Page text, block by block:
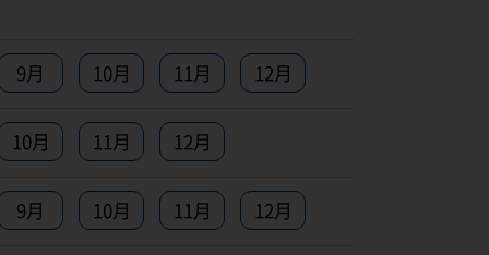
9月 10月 11月 12月
10月 11月 12月
9月 10月 11月 12月